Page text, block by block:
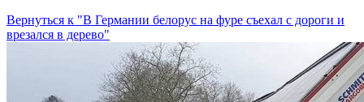
Вернуться к "В Германии белорус на фуре съехал с дороги и
врезался в дерево"